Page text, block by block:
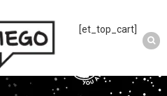
[et_top_cart]